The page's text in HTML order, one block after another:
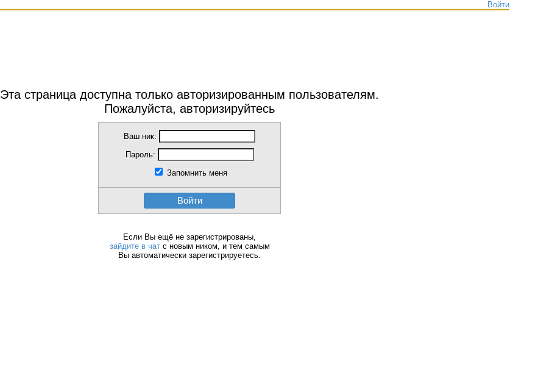
Войти
Эта страница доступна только авторизированным пользователям.
Пожалуйста, авторизируйтесь
Ваш ник:
Пароль:
Запомнить меня
Войти
Если Вы ещё не зарегистрированы,
зайдите в чатс новым ником, и тем самым
Вы автоматически зарегистрируетесь.